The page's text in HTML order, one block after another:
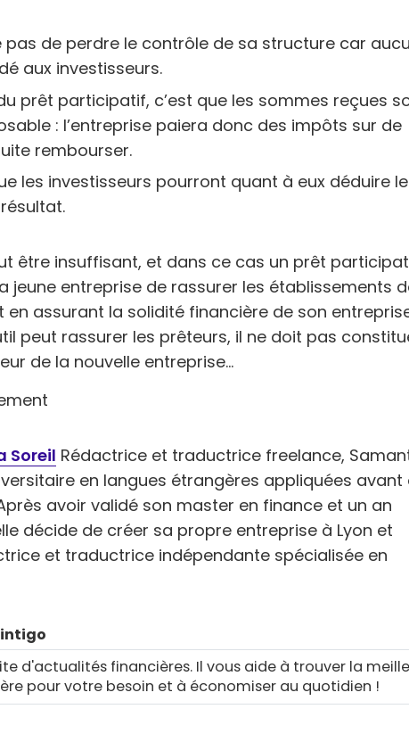
pas de perdre le contrôle de sa structure car
aux investisseurs.
prêt participatif, c’est que les sommes reçues
: l’entreprise paiera donc des impôts sur de
rembourser.
les investisseurs pourront quant à eux déduire
être insuffisant, et dans ce cas un prêt
jeune entreprise de rassurer les établissements
en assurant la solidité financière de son
peut rassurer les prêteurs, il ne doit pas
de la nouvelle entreprise…
Soreil Rédactrice et traductrice freelance,
en langues étrangères appliquées avant
avoir validé son master en finance et un an
décide de créer sa propre entreprise à Lyon et
et traductrice indépendante spécialisée en
d'actualités financières. Il vous aide à trouver la
pour votre besoin et à économiser au quotidien !